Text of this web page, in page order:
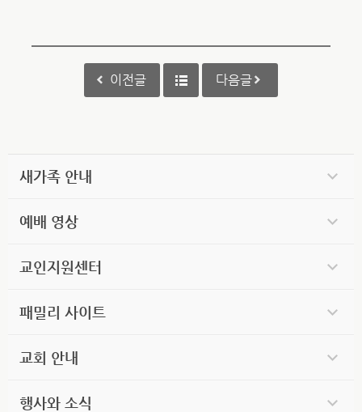
이전글 다음글
새가족 안내
예배 영상
교인지원센터
패밀리 사이트
교회 안내
행사와 소식